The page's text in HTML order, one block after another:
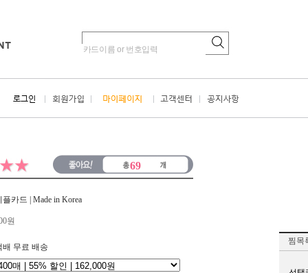
찜목
69
플카드 | Made in Korea
원
배 무료 배송